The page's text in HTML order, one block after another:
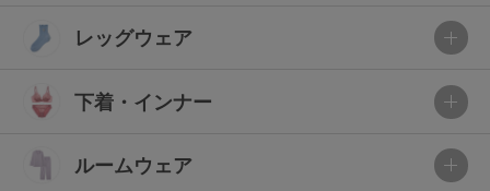
レッグウェア
下着・インナー
ルームウェア